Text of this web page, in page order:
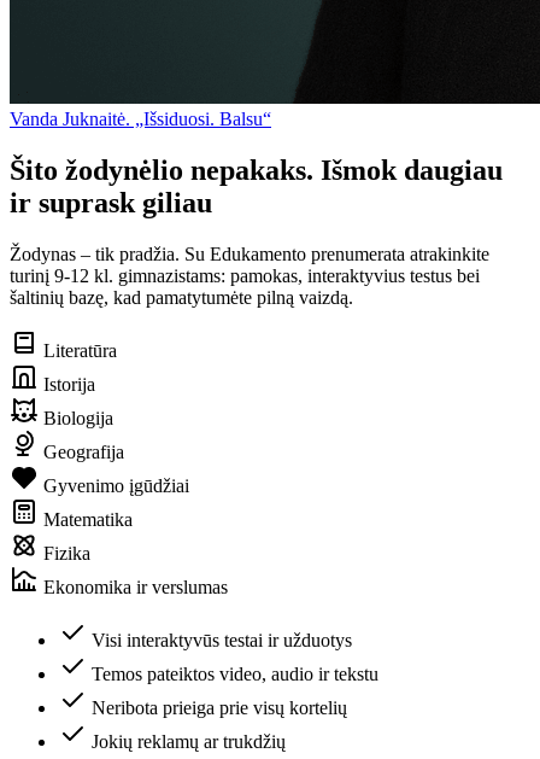
Vanda Juknaitė. „Išsiduosi. Balsu“
Šito žodynėlio nepakaks. Išmok daugiau
ir suprask giliau
Žodynas – tik pradžia. Su Edukamento prenumerata atrakinkite
turinį 9-12 kl. gimnazistams: pamokas, interaktyvius testus bei
šaltinių bazę, kad pamatytumėte pilną vaizdą.
Literatūra
Istorija
Biologija
Geografija
Gyvenimo įgūdžiai
Matematika
Fizika
Ekonomika ir verslumas
Visi interaktyvūs testai ir užduotys
Temos pateiktos video, audio ir tekstu
Neribota prieiga prie visų kortelių
Jokių reklamų ar trukdžių